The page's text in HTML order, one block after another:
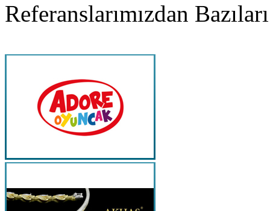
Referanslarımızdan Bazıları